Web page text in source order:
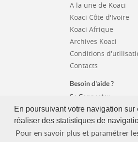
En poursuivant votre navigation
réaliser des statistiques de
Pour en savoir plus et paramétrer
A la une de Koaci
Koaci Côte d'Ivoire
Koaci Afrique
Archives Koaci
Conditions
Contacts
Besoin d'aide ?
Se Connecter
© 2008 - 2022